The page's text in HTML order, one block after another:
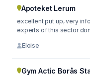
Apoteket Lerum
excellent put up, very
experts
Eloise
Gym Actic Borås